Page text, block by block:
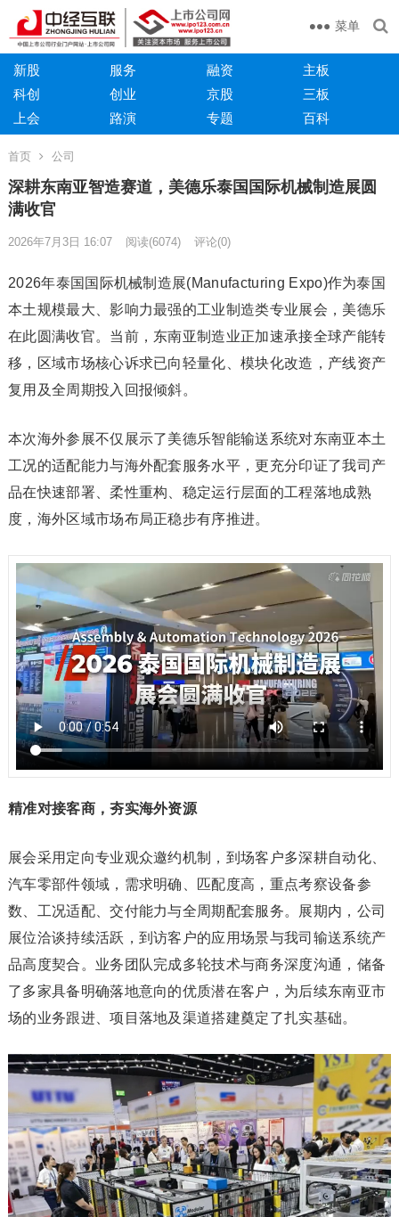
菜单
新股 服务 融资
主板
科创
创业 京股
三板
上会
路演 专题 百科
首页 公司
深耕东南亚智造赛道，美德乐泰国国际机械制造展圆
满收官
2026年7月3日 16:07 阅读(6074) 评论(0)
2026年泰国国际机械制造展(Manufacturing Expo)作为泰国
本土规模最大、影响力最强的工业制造类专业展会，美德乐
在此圆满收官。当前，东南亚制造业正加速承接全球产能转
移，区域市场核心诉求已向轻量化、模块化改造，产线资产
复用及全周期投入回报倾斜。
本次海外参展不仅展示了美德乐智能输送系统对东南亚本土
工况的适配能力与海外配套服务水平，更充分印证了我司产
品在快速部署、柔性重构、稳定运行层面的工程落地成熟
度，海外区域市场布局正稳步有序推进。
精准对接客商，夯实海外资源
展会采用定向专业观众邀约机制，到场客户多深耕自动化、
汽车零部件领域，需求明确、匹配度高，重点考察设备参
数、工况适配、交付能力与全周期配套服务。展期内，公司
展位洽谈持续活跃，到访客户的应用场景与我司输送系统产
品高度契合。业务团队完成多轮技术与商务深度沟通，储备
了多家具备明确落地意向的优质潜在客户，为后续东南亚市
场的业务跟进、项目落地及渠道搭建奠定了扎实基础。